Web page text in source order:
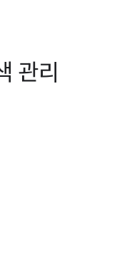
관리